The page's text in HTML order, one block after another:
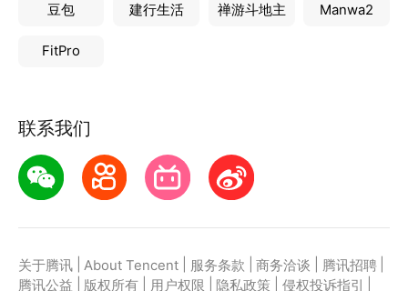
豆包 建行生活 禅游斗地主 Manwa2
FitPro
联系我们
关于腾讯 About Tencent 服务条款 商务洽谈 腾讯招聘
腾讯公益
版权所有 用户权限 隐私政策 侵权投诉指引